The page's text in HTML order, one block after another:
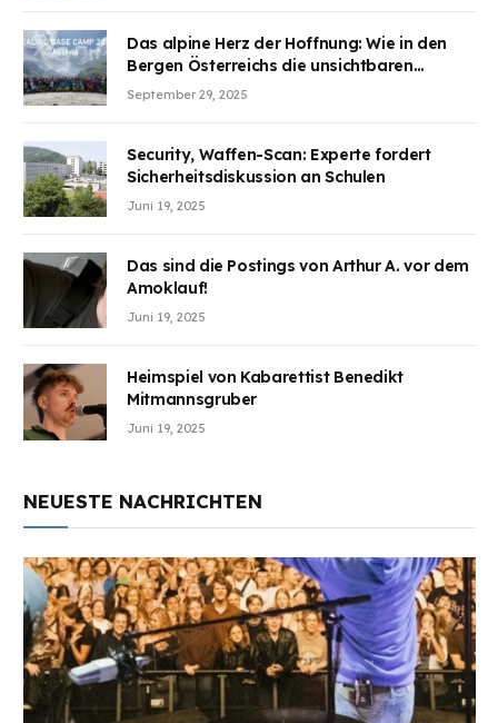
Das alpine Herz der Hoffnung: Wie in den
Bergen Österreichs die unsichtbaren
Wunden des Kriegesheilen
September 29, 2025
Security, Waffen-Scan: Experte fordert
Sicherheitsdiskussion an Schulen
Juni 19, 2025
Das sind die Postings von Arthur A. vor dem
Amoklauf!
Juni 19, 2025
Heimspiel von Kabarettist Benedikt
Mitmannsgruber
Juni 19, 2025
NEUESTE NACHRICHTEN